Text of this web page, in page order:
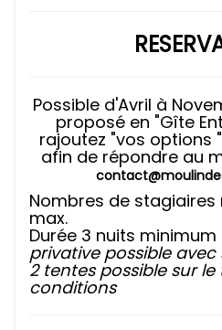
Possible d'Avril à
proposé en "Gîte
rajoutez "vos options
afin de répondre au
Nombres de stagiaires
max.
Durée 3 nuits minimum
privative possible
2 tentes possible sur
conditions